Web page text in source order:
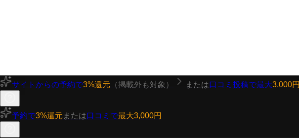
サイトからの予約で3%還元 （掲載外も対象） または口コミ投稿で最大3,000円
予約で3%還元 または口コミで最大3,000円